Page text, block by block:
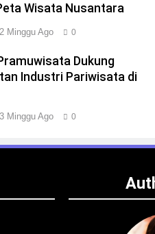
Wisata Nusantara
2 Minggu Ago 0
Dukung
Industri Pariwisata di
3 Minggu Ago 0